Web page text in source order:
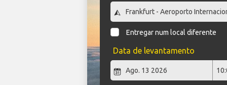
Entregar num local diferente
Data de levantamento